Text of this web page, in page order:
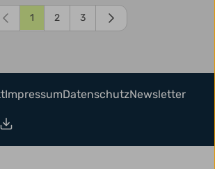
1 2 3
ImpressumDatenschutzNewsletter